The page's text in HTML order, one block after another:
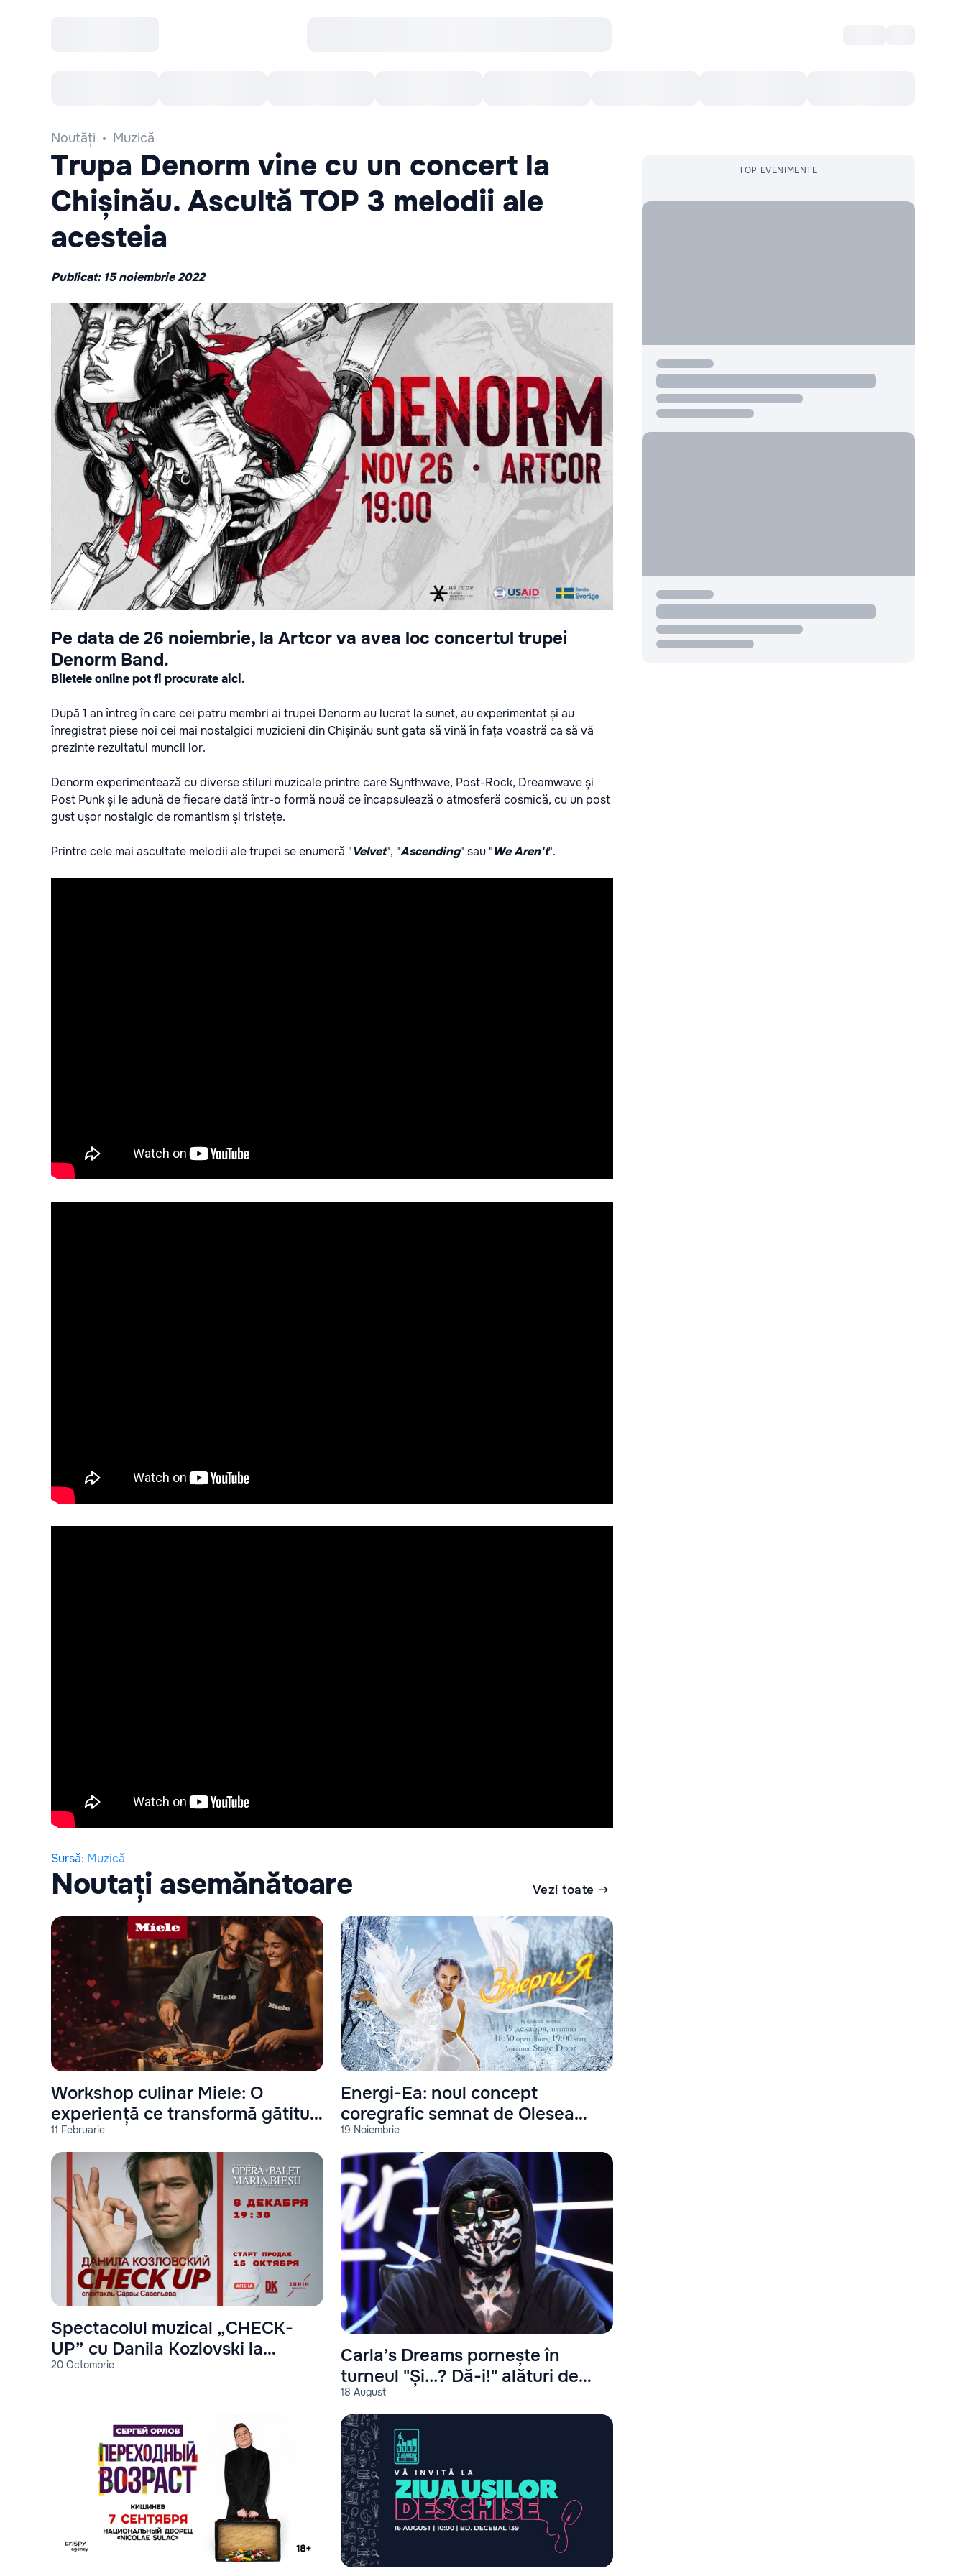
Noutăți Muzică
Trupa Denorm vine cu un concert la
Chișinău. Ascultă TOP 3 melodii ale
acesteia
Publicat: 15 noiembrie 2022
Pe data de 26 noiembrie, la Artcor va avea loc concertul trupei
Denorm Band.
Biletele online pot fi procurateaici.
După 1 an întreg în care cei patru membri ai trupei Denorm au lucrat la sunet, au experimentat și au
înregistrat piese noi cei mai nostalgici muzicieni din Chișinău sunt gata să vină în fața voastră ca să vă
prezinte rezultatul muncii lor.
Denorm experimentează cu diverse stiluri muzicale printre care Synthwave, Post-Rock, Dreamwave și
Post Punk și le adună de fiecare dată într-o formă nouă ce încapsulează o atmosferă cosmică, cu un post
gust ușor nostalgic de romantism și tristețe.
Printre cele mai ascultate melodii ale trupei se enumeră "Velvet", "Ascending" sau "We Aren't".
Sursă: Muzică
Noutați asemănătoare Vezi toate
11 Februarie
Workshop culinar Miele: O
experiență ce transformă gătitul
într-o amintire memorabilă
19 Noiembrie
Energi-Ea: noul concept
coregrafic semnat de Olesea
Nespeac
20 Octombrie
Spectacolul muzical „CHECK-
UP” cu Danila Kozlovski la
Chișinău
18 August
Carla’s Dreams pornește în
turneul "Și...? Dă-i!" alături de
Satoshi
TOP EVENIMENTE